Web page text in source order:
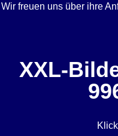
Wir freuen uns über ihre
XXL-